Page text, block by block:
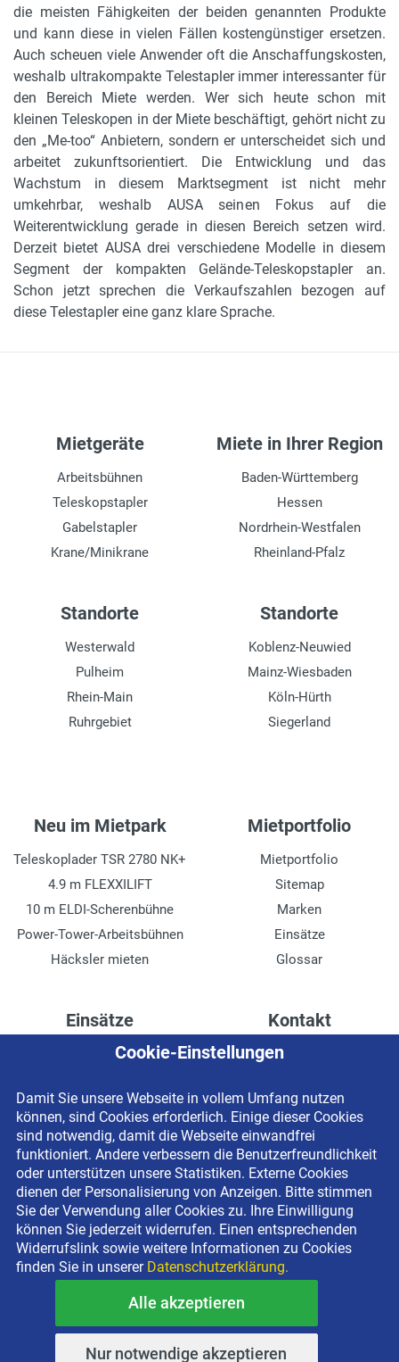
die meisten Fähigkeiten der beiden genannten Produkte
und kann diese in vielen Fällen kostengünstiger ersetzen.
Auch scheuen viele Anwender oft die Anschaffungskosten,
weshalb ultrakompakte Telestapler immer interessanter für
den Bereich Miete werden. Wer sich heute schon mit
kleinen Teleskopen in der Miete beschäftigt, gehört nicht zu
den „Me-too“ Anbietern, sondern er unterscheidet sich und
arbeitet zukunftsorientiert. Die Entwicklung und das
Wachstum in diesem Marktsegment ist nicht mehr
umkehrbar, weshalb AUSA seinen Fokus auf die
Weiterentwicklung gerade in diesen Bereich setzen wird.
Derzeit bietet AUSA drei verschiedene Modelle in diesem
Segment der kompakten Gelände-Teleskopstapler an.
Schon jetzt sprechen die Verkaufszahlen bezogen auf
diese Telestapler eine ganz klare Sprache.
Mietgeräte
Arbeitsbühnen
Teleskopstapler
Gabelstapler
Krane/Minikrane
Miete in Ihrer Region
Baden-Württemberg
Hessen
Nordrhein-Westfalen
Rheinland-Pfalz
Standorte
Westerwald
Pulheim
Rhein-Main
Ruhrgebiet
Standorte
Koblenz-Neuwied
Mainz-Wiesbaden
Köln-Hürth
Siegerland
Neu im Mietpark
Teleskoplader TSR 2780 NK+
4.9 m FLEXXILIFT
10 m ELDI-Scherenbühne
Power-Tower-Arbeitsbühnen
Häcksler mieten
Mietportfolio
Mietportfolio
Sitemap
Marken
Einsätze
Glossar
Einsätze
Höhenzugang für
Drainage verlegen
Fassadenreinigung
Terrasse anlegen
Ladenbau
Kontakt
Kontaktformular
Impressum
Datenschutzerklärung
Newsletter-Anmeldung
Copyright © 2026 BEYER-Mietservice KG All rights reserved |
Kostenlose Miethotline 0800 092 99 70
Cookie-Einstellungen
Damit Sie unsere Webseite in vollem Umfang nutzen
können, sind Cookies erforderlich. Einige dieser Cookies
sind notwendig, damit die Webseite einwandfrei
funktioniert. Andere verbessern die Benutzerfreundlichkeit
oder unterstützen unsere Statistiken. Externe Cookies
dienen der Personalisierung von Anzeigen. Bitte stimmen
Sie der Verwendung aller Cookies zu. Ihre Einwilligung
können Sie jederzeit widerrufen. Einen entsprechenden
Widerrufslink sowie weitere Informationen zu Cookies
finden Sie in unserer Datenschutzerklärung.
Alle akzeptieren
Nur notwendige akzeptieren